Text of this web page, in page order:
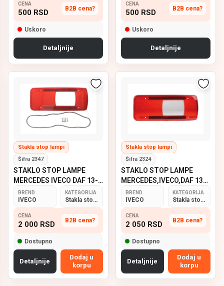
CENA
500 RSD B2B cena?
Uskoro
Detaljnije
CENA
500 RSD B2B cena?
Uskoro
Detaljnije
Stakla stop lampi
Šifra 2347
STAKLO STOP LAMPE
MERCEDES IVECO DAF 13-
D IT
BREND
IVECO
KATEGORIJA
Stakla stop lampi
CENA
2 000 RSD B2B cena?
Dostupno
Detaljnije
Dodaj u
korpu
Stakla stop lampi
Šifra 2324
STAKLO STOP LAMPE
MERCEDES,IVECO,DAF 13-
L IT
BREND
IVECO
KATEGORIJA
Stakla stop lampi
CENA
2 050 RSD B2B cena?
Dostupno
Detaljnije
Dodaj u
korpu